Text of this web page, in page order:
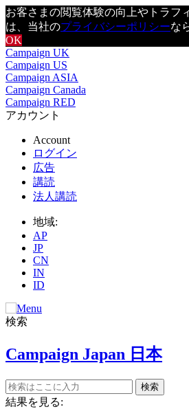
お客さまの閲覧体験の向上やトラフ
は、当社のプライバシーポリシーな
OK
Campaign UK
Campaign US
Campaign ASIA
Campaign Canada
Campaign RED
アカウント
Account
ログイン
広告
講読
法人講読
地域:
AP
JP
CN
IN
ID
検索
Campaign Japan 日本
結果を見る: